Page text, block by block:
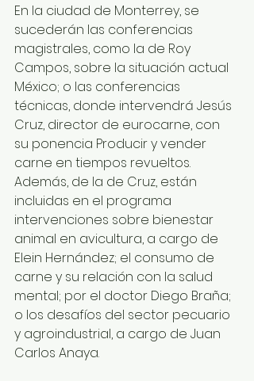
En la ciudad de Monterrey, se
sucederán las conferencias
magistrales, como la de Roy
Campos, sobre la situación actual
México; o las conferencias
técnicas, donde intervendrá Jesús
Cruz, director de eurocarne, con
su ponencia Producir y vender
carne en tiempos revueltos.
Además, de la de Cruz, están
incluidas en el programa
intervenciones sobre bienestar
animal en avicultura, a cargo de
Elein Hernández; el consumo de
carne y su relación con la salud
mental; por el doctor Diego Braña;
o los desafíos del sector pecuario
y agroindustrial, a cargo de Juan
Carlos Anaya.